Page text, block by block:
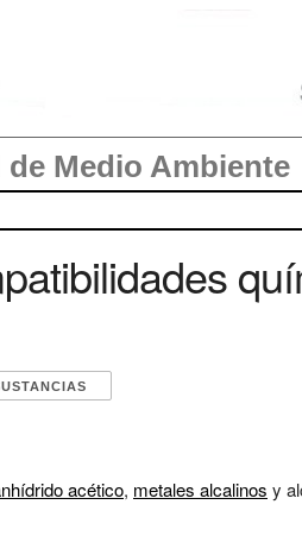
de Medio Ambiente
acético, metales alcalinos y